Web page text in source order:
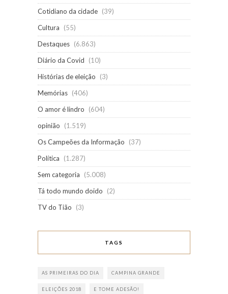
Cotidiano da cidade (39)
Cultura
(55)
Destaques (6.863)
Diário da Covid
(10)
Histórias de eleição
(3)
Memórias (406)
O amor é lindro
(604)
opinião
(1.519)
Os Campeões da Informação
(37)
Política
(1.287)
Sem categoria
(5.008)
Tá todo mundo doido
(2)
TV do Tião
(3)
TAGS
AS PRIMEIRAS DO DIA CAMPINA GRANDE
ELEIÇÕES 2018 E TOME ADESÃO!